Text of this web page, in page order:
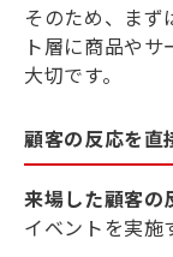
そのため、まず
ト層に商品や
大切です。
顧客の反応を直
来場した顧客の
イベントを実施